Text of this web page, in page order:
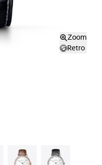
Zoom
Retro